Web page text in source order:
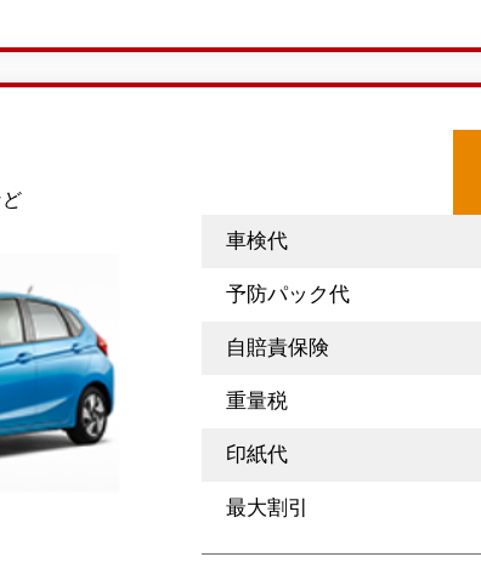
車検代
予防パック代
自賠責保険
重量税
印紙代
最大割引